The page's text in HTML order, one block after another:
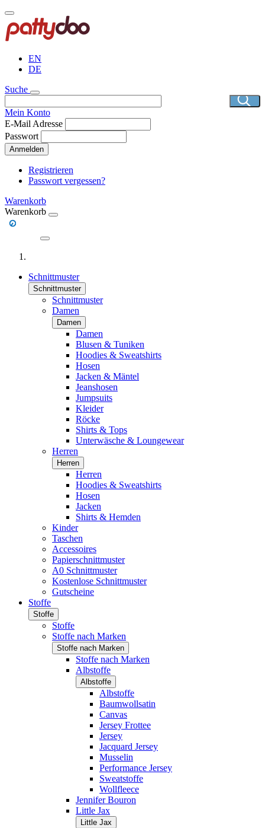
Direkt
zum
Inhalt
EN
DE
Suche
Mein Konto
E-Mail Adresse
Passwort
Anmelden
Registrieren
Passwort vergessen?
Warenkorb
Warenkorb
Schnittmuster
Schnittmuster
Schnittmuster
Damen
Damen
Damen
Blusen & Tuniken
Hoodies & Sweatshirts
Hosen
Jacken & Mäntel
Jeanshosen
Jumpsuits
Kleider
Röcke
Shirts & Tops
Unterwäsche & Loungewear
Herren
Herren
Herren
Hoodies & Sweatshirts
Hosen
Jacken
Shirts & Hemden
Kinder
Taschen
Accessoires
Papierschnittmuster
A0 Schnittmuster
Kostenlose Schnittmuster
Gutscheine
Stoffe
Stoffe
Stoffe
Stoffe nach Marken
Stoffe nach Marken
Stoffe nach Marken
Albstoffe
Albstoffe
Albstoffe
Baumwollsatin
Canvas
Jersey Frottee
Jersey
Jacquard Jersey
Musselin
Performance Jersey
Sweatstoffe
Wollfleece
Jennifer Bouron
Little Jax
Little Jax